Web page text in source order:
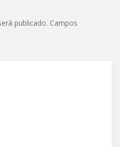
publicado. Campos